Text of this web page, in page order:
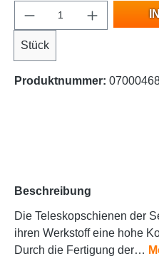
Stück
Produktnummer:
Beschreibung
Die Teleskopschienen der
ihren Werkstoff eine hohe
Durch die Fertigung der…